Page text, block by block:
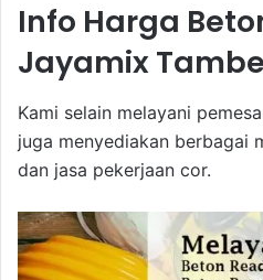
Info Harga
Jayamix
Kami selain melayani
juga menyediakan berbagai
dan jasa pekerjaan cor.